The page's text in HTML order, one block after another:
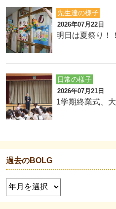
先生達の様子
2026年07月22日
明日は夏祭り！
日常の様子
2026年07月21日
1学期終業式、
過去のBOLG